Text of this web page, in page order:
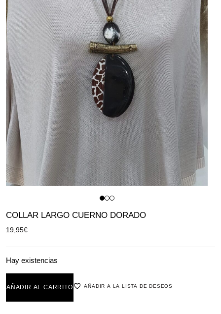
COLLAR LARGO CUERNO DORADO
19,95€
Hay existencias
AÑADIR AL CARRITO AÑADIR A LA LISTA DE DESEOS